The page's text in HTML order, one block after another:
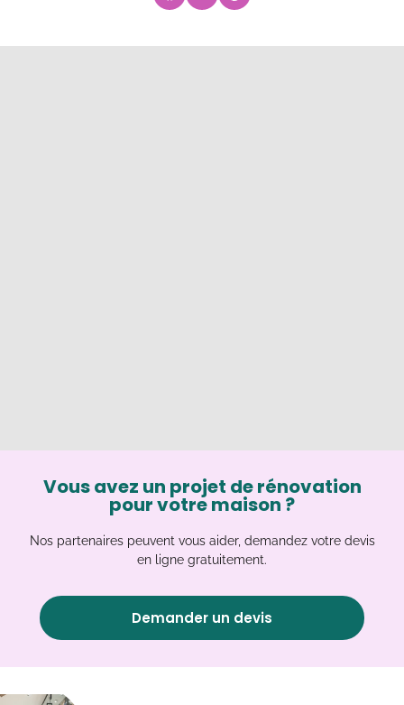
Vous avez un projet de rénovation
pour votre maison ?
Nos partenaires peuvent vous aider, demandez votre devis
en ligne gratuitement.
Demander un devis